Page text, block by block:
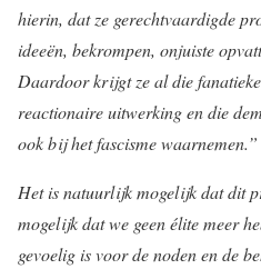
hierin, dat ze gerechtvaardigde
ideeën, bekrompen, onjuiste
Daardoor krijgt ze al die
reactionaire uitwerking en die
ook bij het fascisme waarnemen.”
Het is natuurlijk mogelijk dat dit
mogelijk dat we geen élite meer
gevoelig is voor de noden en de